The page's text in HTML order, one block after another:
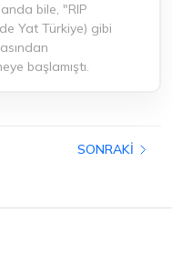
bile, "RIP
Yat Türkiye) gibi
başlamıştı.
SONRAKI